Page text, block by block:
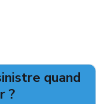
quand
?